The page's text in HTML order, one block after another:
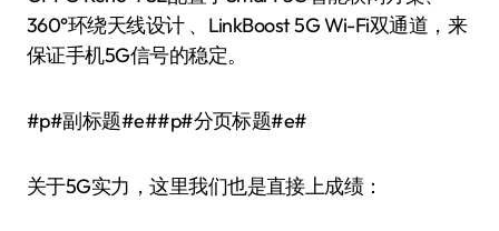
360°环绕天线设计 、LinkBoost 5G Wi-Fi双通道，来
保证手机5G信号的稳定。
#p#副标题#e##p#分页标题#e#
关于5G实力，这里我们也是直接上成绩：